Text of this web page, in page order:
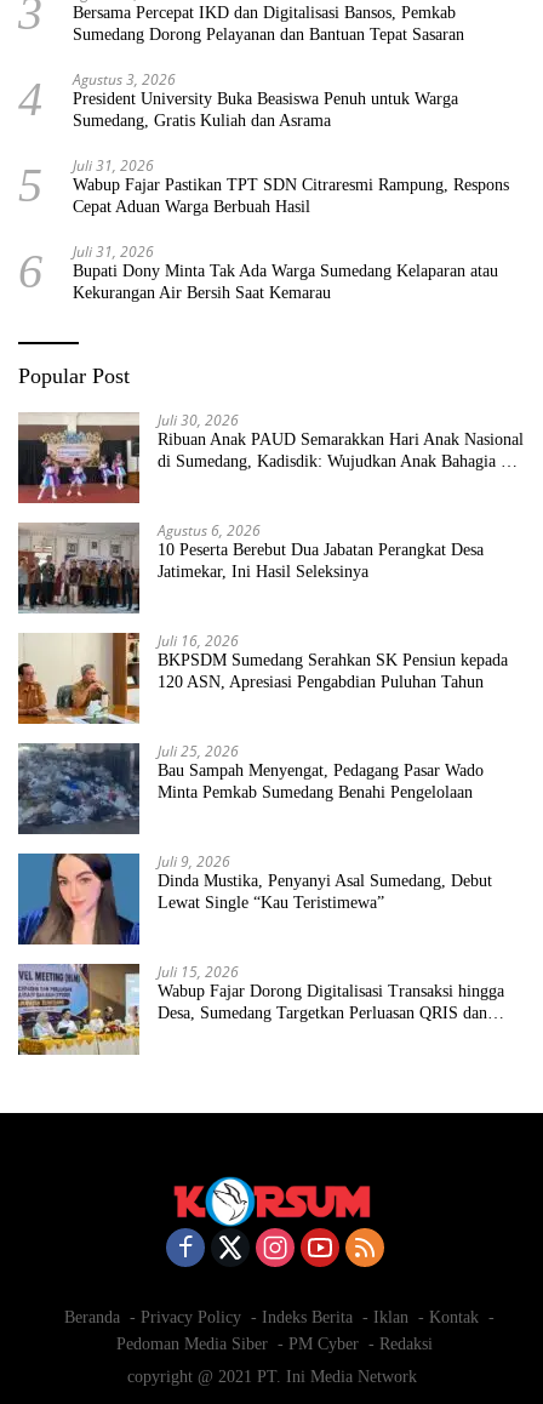
3
Bersama Percepat IKD dan Digitalisasi Bansos, Pemkab
Sumedang Dorong Pelayanan dan Bantuan Tepat Sasaran
4 Agustus 3, 2026
President University Buka Beasiswa Penuh untuk Warga
Sumedang, Gratis Kuliah dan Asrama
5 Juli 31, 2026
Wabup Fajar Pastikan TPT SDN Citraresmi Rampung, Respons
Cepat Aduan Warga Berbuah Hasil
6 Juli 31, 2026
Bupati Dony Minta Tak Ada Warga Sumedang Kelaparan atau
Kekurangan Air Bersih Saat Kemarau
Popular Post
Juli 30, 2026
Ribuan Anak PAUD Semarakkan Hari Anak Nasional
di Sumedang, Kadisdik: Wujudkan Anak Bahagia dan
Agustus 6, 2026
10 Peserta Berebut Dua Jabatan Perangkat Desa
Jatimekar, Ini Hasil Seleksinya
Juli 16, 2026
BKPSDM Sumedang Serahkan SK Pensiun kepada
120 ASN, Apresiasi Pengabdian Puluhan Tahun
Juli 25, 2026
Bau Sampah Menyengat, Pedagang Pasar Wado
Minta Pemkab Sumedang Benahi Pengelolaan
Juli 9, 2026
Dinda Mustika, Penyanyi Asal Sumedang, Debut
Lewat Single “Kau Teristimewa”
Juli 15, 2026
Wabup Fajar Dorong Digitalisasi Transaksi hingga
Desa, Sumedang Targetkan Perluasan QRIS dan
Beranda Privacy Policy Indeks Berita Iklan
Kontak
Pedoman Media Siber
PM Cyber
Redaksi
copyright @ 2021 PT. Ini Media Network